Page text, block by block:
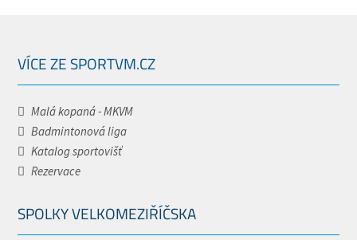
VÍCE ZE SPORTVM.CZ
Malá kopaná - MKVM
Badmintonová liga
Katalog sportovišť
Rezervace
SPOLKY VELKOMEZIŘÍČSKA